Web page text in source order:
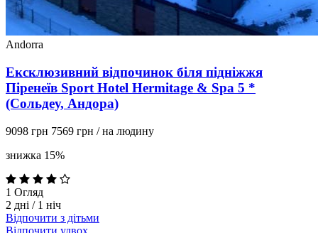
Andorra
Ексклюзивний відпочинок біля підніжжя
Піренеїв Sport Hotel Hermitage & Spa 5 *
(Сольдеу, Андора)
9098 грн 7569 грн / на людину
знижка 15%
1 Огляд
2 дні / 1 ніч
Відпочити з дітьми
Відпочити удвох